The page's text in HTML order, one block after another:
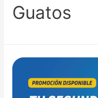
Guatos